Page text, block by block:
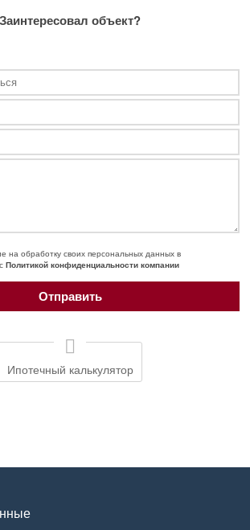
Заинтересовал объект?
на обработку своих персональных данных в
Политикой конфиденциальности компании
Ипотечный калькулятор